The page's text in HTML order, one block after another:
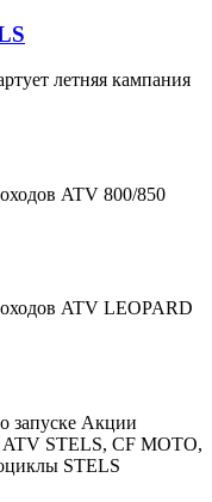
летняя кампания
ATV 800/850
ATV LEOPARD
запуске Акции
ATV STELS, CF MOTO,
STELS